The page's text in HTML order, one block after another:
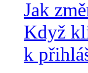
Jak
Když
k